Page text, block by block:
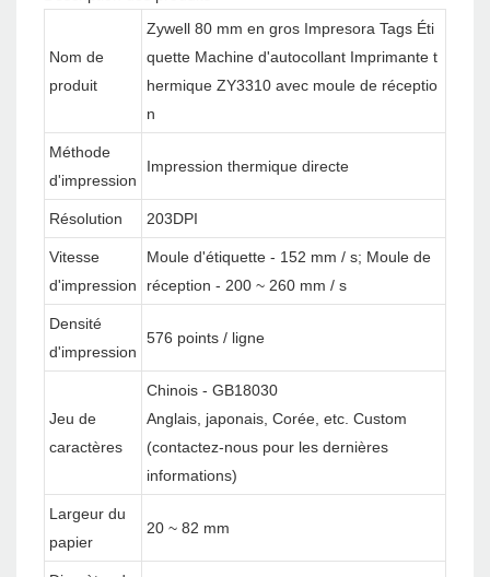
Nom de
produit
Zywell 80 mm en gros Impresora Tags Éti
quette Machine d'autocollant Imprimante t
hermique ZY3310 avec moule de réceptio
n
Méthode
d'impression
Impression thermique directe
Résolution 203DPI
Vitesse
d'impression
Moule d'étiquette - 152 mm / s; Moule de
réception - 200 ~ 260 mm / s
Densité
d'impression
576 points / ligne
Jeu de
caractères
Chinois - GB18030
Anglais, japonais, Corée, etc. Custom
(contactez-nous pour les dernières
informations)
Largeur du
papier
20 ~ 82 mm